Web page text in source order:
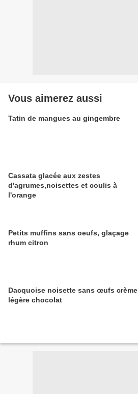
Vous aimerez aussi
Tatin de mangues au gingembre
Cassata glacée aux zestes
d'agrumes,noisettes et coulis à
l'orange
Petits muffins sans oeufs, glaçage
rhum citron
Dacquoise noisette sans œufs crème
légère chocolat